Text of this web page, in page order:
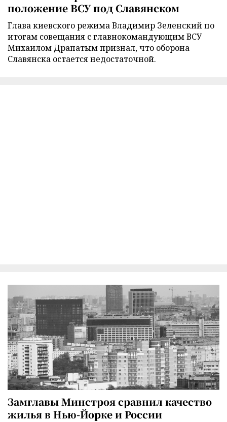
положение ВСУ под Славянском
Глава киевского режима Владимир Зеленский по
итогам совещания с главнокомандующим ВСУ
Михаилом Драпатым признал, что оборона
Славянска остается недостаточной.
Замглавы Минстроя сравнил качество
жилья в Нью-Йорке и России